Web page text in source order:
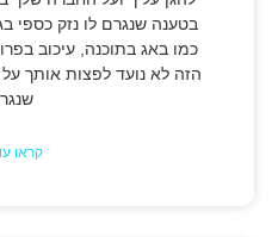
בטענה שנגרם לו נזק כספי
כמו באג בתוכנה, עיכוב
הזה לא נועד לפצות אותך על
קראו